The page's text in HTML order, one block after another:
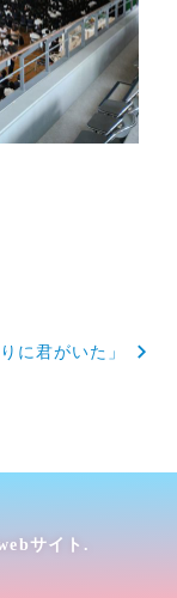
に君がいた」
サイト .